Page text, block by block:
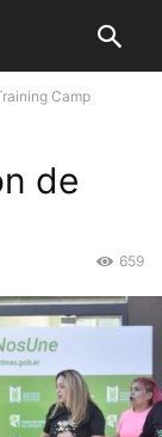
Camp
de
659